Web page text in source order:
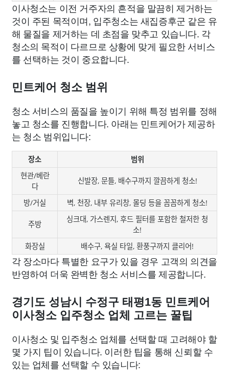
이사청소는 이전 거주자의 흔적을 말끔히 제거하는
것이 주된 목적이며, 입주청소는 새집증후군 같은 유
해 물질을 제거하는 데 초점을 맞추고 있습니다. 각
청소의 목적이 다르므로 상황에 맞게 필요한 서비스
를 선택하는 것이 중요합니다.
민트케어 청소 범위
청소 서비스의 품질을 높이기 위해 특정 범위를 정해
놓고 청소를 진행합니다. 아래는 민트케어가 제공하
는 청소 범위입니다:
장소
범위
현관/베란
다
신발장, 문틀, 배수구까지 깔끔하게 청소!
방/거실 벽, 천장, 내부 유리창, 몰딩 등을 꼼꼼하게 청소!
주방
싱크대, 가스렌지, 후드 필터를 포함한 철저한 청
소!
화장실
배수구, 욕실 타일, 환풍구까지 클리어!
각 장소마다 특별한 요구가 있을 경우 고객의 의견을
반영하여 더욱 완벽한 청소 서비스를 제공합니다.
경기도 성남시 수정구 태평1동 민트케어
이사청소 입주청소 업체 고르는 꿀팁
이사청소 및 입주청소 업체를 선택할 때 고려해야 할
몇 가지 팁이 있습니다. 이러한 팁을 통해 신뢰할 수
있는 업체를 선택할 수 있습니다: